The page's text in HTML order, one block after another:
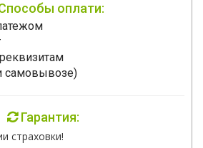
оплати:
самовывозе)
Гарантия:
страховки!